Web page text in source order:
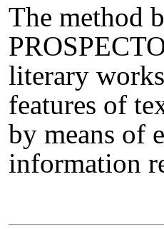
The method
literary
features of
by means of
information